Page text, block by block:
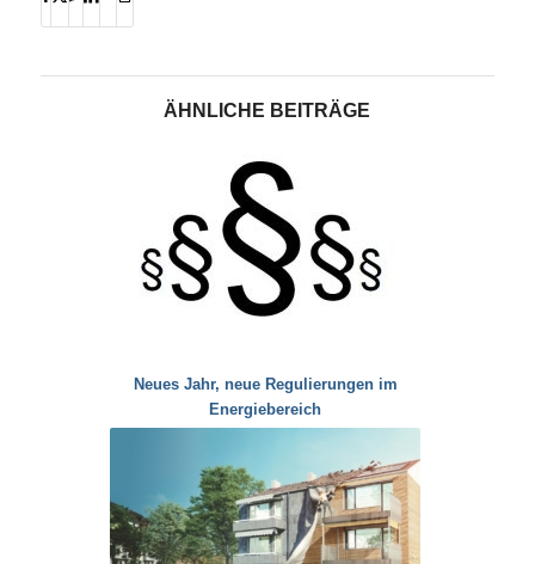
ÄHNLICHE BEITRÄGE
Neues Jahr, neue Regulierungen im
Energiebereich